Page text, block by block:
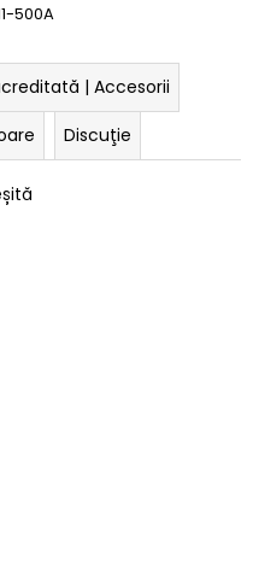
500A
| Accesorii
Discuţie